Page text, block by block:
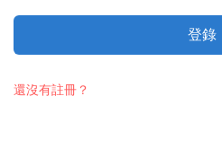
登錄
還沒有註冊？